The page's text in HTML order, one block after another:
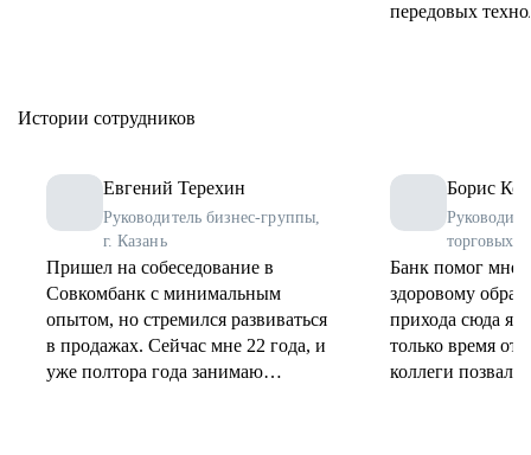
передовых
Истории сотрудников
Евгений Терехин
Руководитель бизнес-группы,
г. Казань
Пришел на собеседование в
Совкомбанк с минимальным
опытом, но стремился развиваться
в продажах. Сейчас мне 22 года, и
уже полтора года занимаю
Борис
торговых
Банк помог мне
здоровому
прихода сюда я
только время от
коллеги позвали